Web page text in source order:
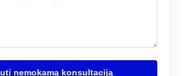
nemokamą konsultaciją